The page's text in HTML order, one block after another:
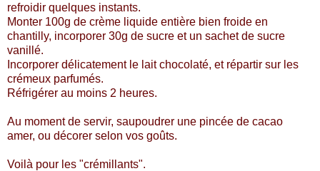
refroidir quelques instants.
Monter 100g de crème liquide entière bien froide en
chantilly, incorporer 30g de sucre et un sachet de sucre
vanillé.
Incorporer délicatement le lait chocolaté, et répartir sur les
crémeux parfumés.
Réfrigérer au moins 2 heures.
Au moment de servir, saupoudrer une pincée de cacao
amer, ou décorer selon vos goûts.
Voilà pour les "crémillants".